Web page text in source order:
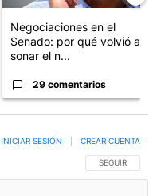
Negociaciones en el
Senado: por qué volvió a
sonar el n...
29 comentarios
SIGA ESTA
SEGUIR
INICIAR SESIÓN CREAR CUENTA